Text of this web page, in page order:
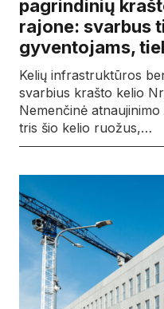
pagrindinių
rajone: svarbus
gyventojams,
Kelių infrastruktūros
svarbius krašto kelio
Nemenčinė
tris šio kelio ruožus,…